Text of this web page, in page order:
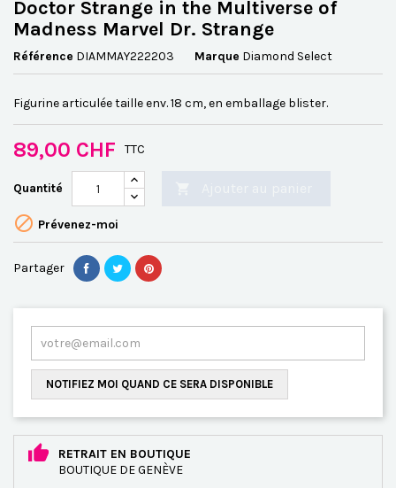
Doctor Strange in the Multiverse of
Madness Marvel Dr. Strange
Référence DIAMMAY222203 Marque Diamond Select
Figurine articulée taille env. 18 cm, en emballage blister.
89,00 CHF TTC
Quantité
 Prévenez-moi
Partager
NOTIFIEZ MOI QUAND CE SERA DISPONIBLE
RETRAIT EN BOUTIQUE
BOUTIQUE DE GENÈVE